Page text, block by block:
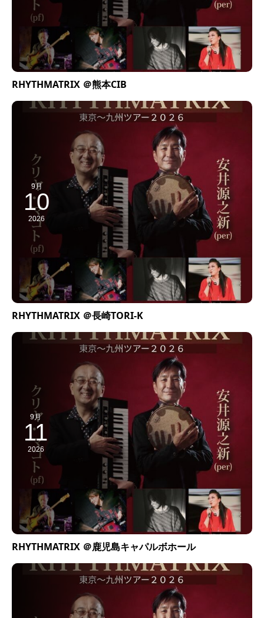
RHYTHMATRIX ＠熊本CIB
9月
10
2026
RHYTHMATRIX ＠長崎TORI-K
9月
11
2026
RHYTHMATRIX ＠鹿児島キャパルボホール